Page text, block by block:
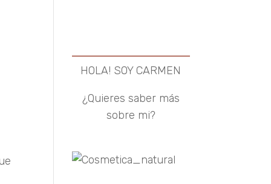
HOLA! SOY CARMEN
¿Quieres saber más
sobre mi?